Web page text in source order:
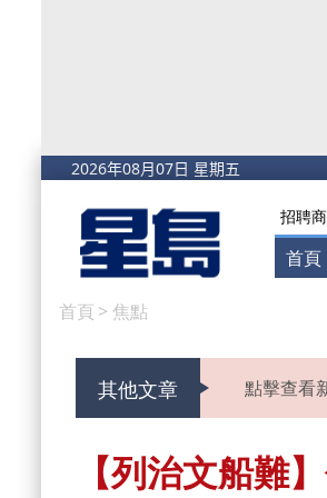
招聘
首頁
首頁 > 焦點
其他文章 點擊查看
【列治文船難